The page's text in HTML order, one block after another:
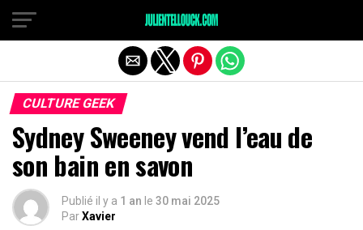
CULTURE GEEK
Sydney Sweeney vend l’eau de
son bain en savon
Publié il y a 1 an le 30 mai 2025
ParXavier